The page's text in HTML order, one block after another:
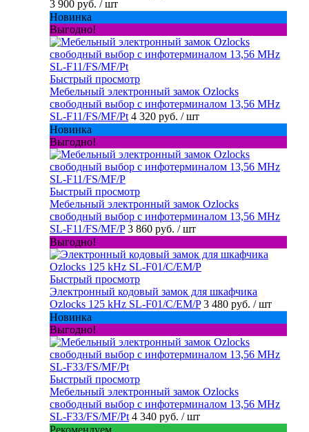
3 900 руб. / шт
Новинка
Выгодно!
Быстрый просмотр
Мебельный электронный замок Ozlocks
свободный выбор с инфотерминалом 13,56 MHz
SL-F11/FS/MF/Pt 4 320 руб. / шт
Новинка
Выгодно!
Быстрый просмотр
Мебельный электронный замок Ozlocks
свободный выбор с инфотерминалом 13,56 MHz
SL-F11/FS/MF/P 3 860 руб. / шт
Выгодно!
Быстрый просмотр
Электронный кодовый замок для шкафчика
Ozlocks 125 kHz SL-F01/C/EM/P 3 480 руб. / шт
Новинка
Выгодно!
Быстрый просмотр
Мебельный электронный замок Ozlocks
свободный выбор с инфотерминалом 13,56 MHz
SL-F33/FS/MF/Pt 4 340 руб. / шт
Рекомендуем